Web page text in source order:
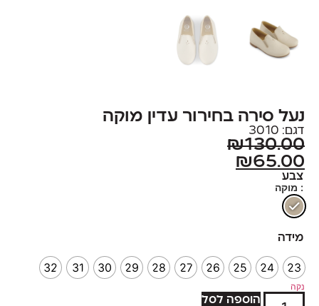
נעל סירה בחירור עדין מוקה
דגם: 3010
₪130.00
₪65.00
צבע
: מוקה
מידה
23
24
25
26
27
28
29
30
31
32
נקה
הוספה לסל